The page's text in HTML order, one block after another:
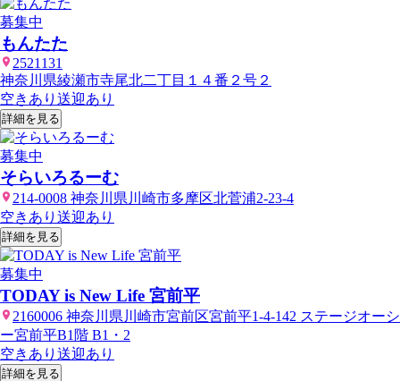
募集中
もんたた
2521131
神奈川県綾瀬市寺尾北二丁目１４番２号２
空きあり 送迎あり
詳細を見る
募集中
そらいろるーむ
214-0008 神奈川県川崎市多摩区北菅浦2-23-4
空きあり 送迎あり
詳細を見る
募集中
TODAY is New Life 宮前平
2160006 神奈川県川崎市宮前区宮前平1-4-142 ステージオーシ
ー宮前平B1階 B1・2
空きあり 送迎あり
詳細を見る